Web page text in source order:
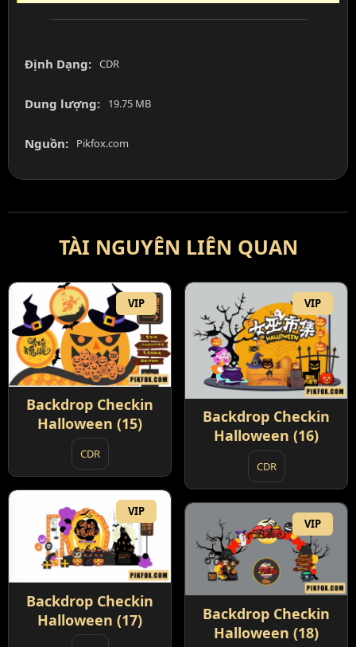
Định Dạng: CDR
Dung lượng: 19.75 MB
Nguồn: Pikfox.com
TÀI NGUYÊN LIÊN QUAN
VIP
Backdrop Checkin
Halloween (15)
CDR
VIP
Backdrop Checkin
Halloween (16)
CDR
VIP
Backdrop Checkin
Halloween (17)
VIP
Backdrop Checkin
Halloween (18)